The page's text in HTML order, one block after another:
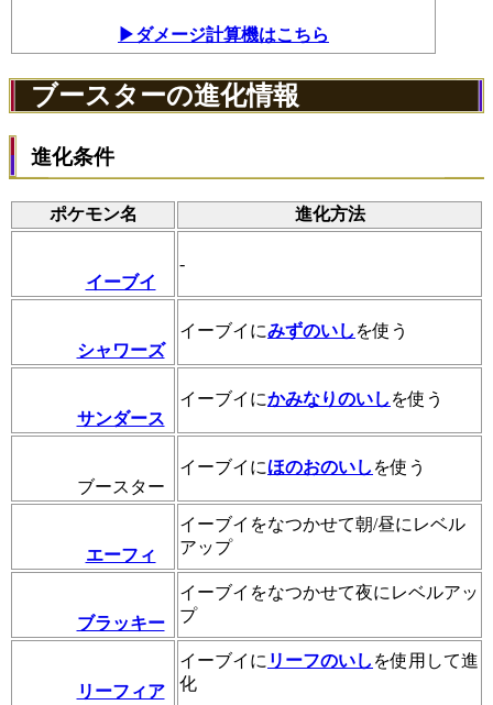
▶ダメージ計算機はこちら
ブースターの進化情報
進化条件
ポケモン名 進化方法
イーブイ
-
シャワーズ
イーブイにみずのいし を使う
サンダース
イーブイにかみなりのいし を使う
ブースター
イーブイにほのおのいし を使う
エーフィ
イーブイをなつかせて朝/昼にレベル
アップ
ブラッキー
イーブイをなつかせて夜にレベルアッ
プ
リーフィア
イーブイに リーフのいし を使用して進
化